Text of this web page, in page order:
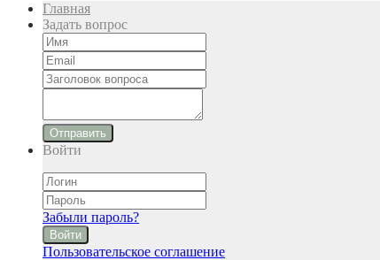
Главная
Задать вопрос
Отправить
Войти
Забыли пароль?
Войти
Пользовательское соглашение